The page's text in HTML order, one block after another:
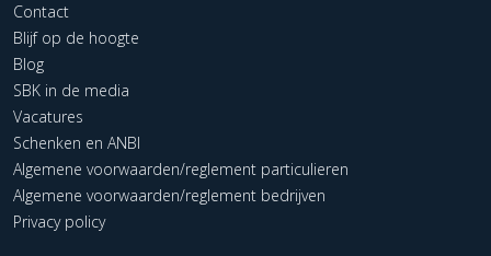
Contact
Blijf op de hoogte
Blog
SBK in de media
Vacatures
Schenken en ANBI
Algemene voorwaarden/reglement particulieren
Algemene voorwaarden/reglement bedrijven
Privacy policy